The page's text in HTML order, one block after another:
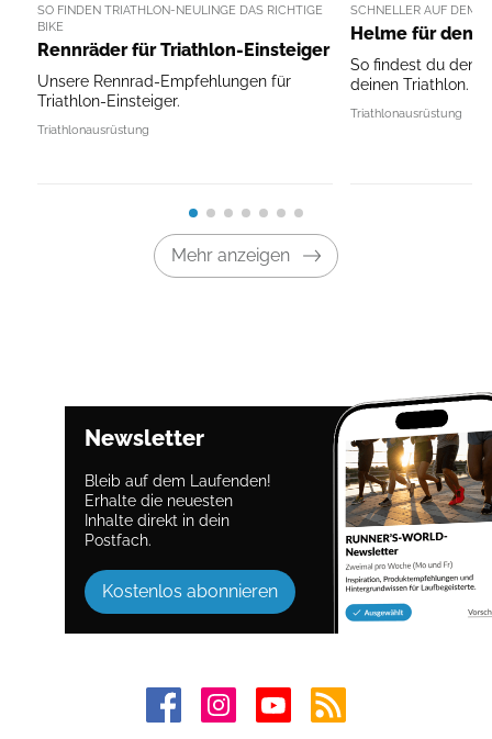
SO FINDEN TRIATHLON-NEULINGE DAS RICHTIGE
BIKE
Rennräder für Triathlon-Einsteiger
Unsere Rennrad-Empfehlungen für
Triathlon-Einsteiger.
Triathlonausrüstung
SCHNELLER AUF DEM
Helme für den
So findest du den
deinen Triathlon.
Triathlonausrüstung
Mehr anzeigen
Newsletter
Bleib auf dem Laufenden!
Erhalte die neuesten
Inhalte direkt in dein
Postfach.
Kostenlos abonnieren